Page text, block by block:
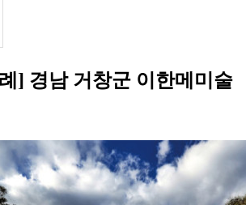
] 경남 거창군 이한메미술